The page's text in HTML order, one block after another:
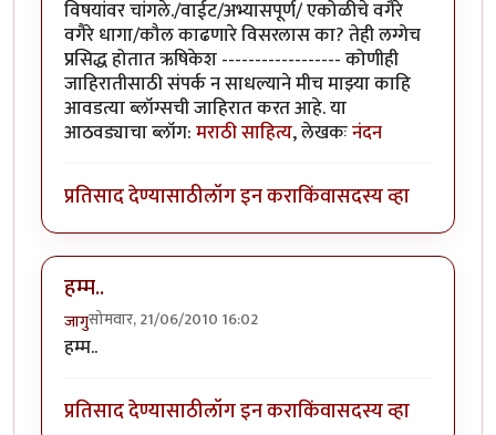
विषयांवर चांगले./वाईट/अभ्यासपूर्ण/ एकोळीचे वगैरे
वगैरे धागा/कौल काढणारे विसरलास का? तेही लग्गेच
प्रसिद्ध होतात ऋषिकेश ------------------ कोणीही
जाहिरातीसाठी संपर्क न साधल्याने मीच माझ्या काहि
आवडत्या ब्लॉग्सची जाहिरात करत आहे. या
आठवड्याचा ब्लॉग:मराठी साहित्य, लेखकःनंदन
प्रतिसाद देण्यासाठीलॉग इन कराकिंवासदस्य व्हा
हम्म..
जागुसोमवार, 21/06/2010 16:02
हम्म..
प्रतिसाद देण्यासाठीलॉग इन कराकिंवासदस्य व्हा